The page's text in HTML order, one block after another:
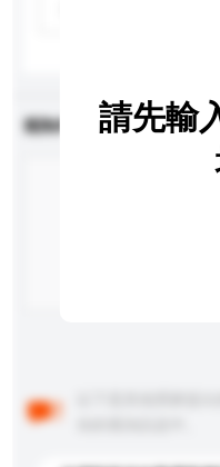
查詢內容
請先輸